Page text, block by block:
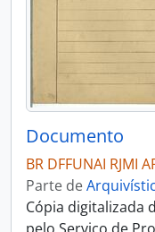
Documento
BR DFFUNAI RJMI
Parte de
Cópia digitalizada